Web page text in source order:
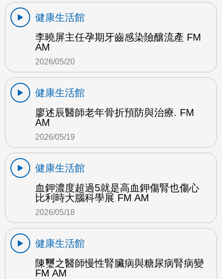
健康生活館
李曉屏主任孕期牙齒感染險釀流產 FM
AM
2026/05/20
健康生活館
廖述辰醫師老年骨折預防與治療. FM
AM
2026/05/19
健康生活館
血鉀濃度超過5就是高血鉀傷腎也傷心
比利時大腦科學展 FM AM
2026/05/18
健康生活館
陳璽之醫師慢性腎臟病與糖尿病腎病變
FM AM